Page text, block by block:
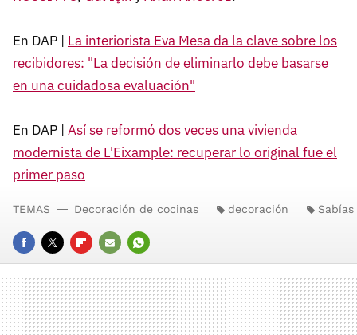
En DAP | La interiorista Eva Mesa da la clave sobre los
recibidores: "La decisión de eliminarlo debe basarse
en una cuidadosa evaluación"
En DAP | Así se reformó dos veces una vivienda
modernista de L'Eixample: recuperar lo original fue el
primer paso
FACEBOOK
TWITTERFLIPBOARD
E-
MAIL
WHATSAPP
TEMAS Decoración de cocinas decoración